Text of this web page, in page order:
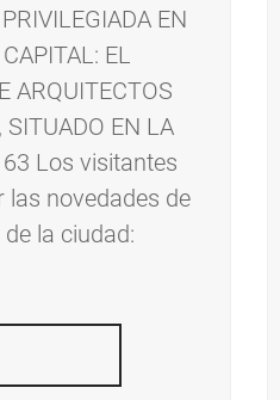
EN
EL
ARQUITECTOS
EN LA
63 Los visitantes
las novedades de
la ciudad: